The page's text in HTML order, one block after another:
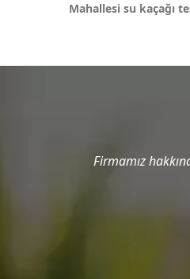
Mahallesi su kaçağı
Firmamız